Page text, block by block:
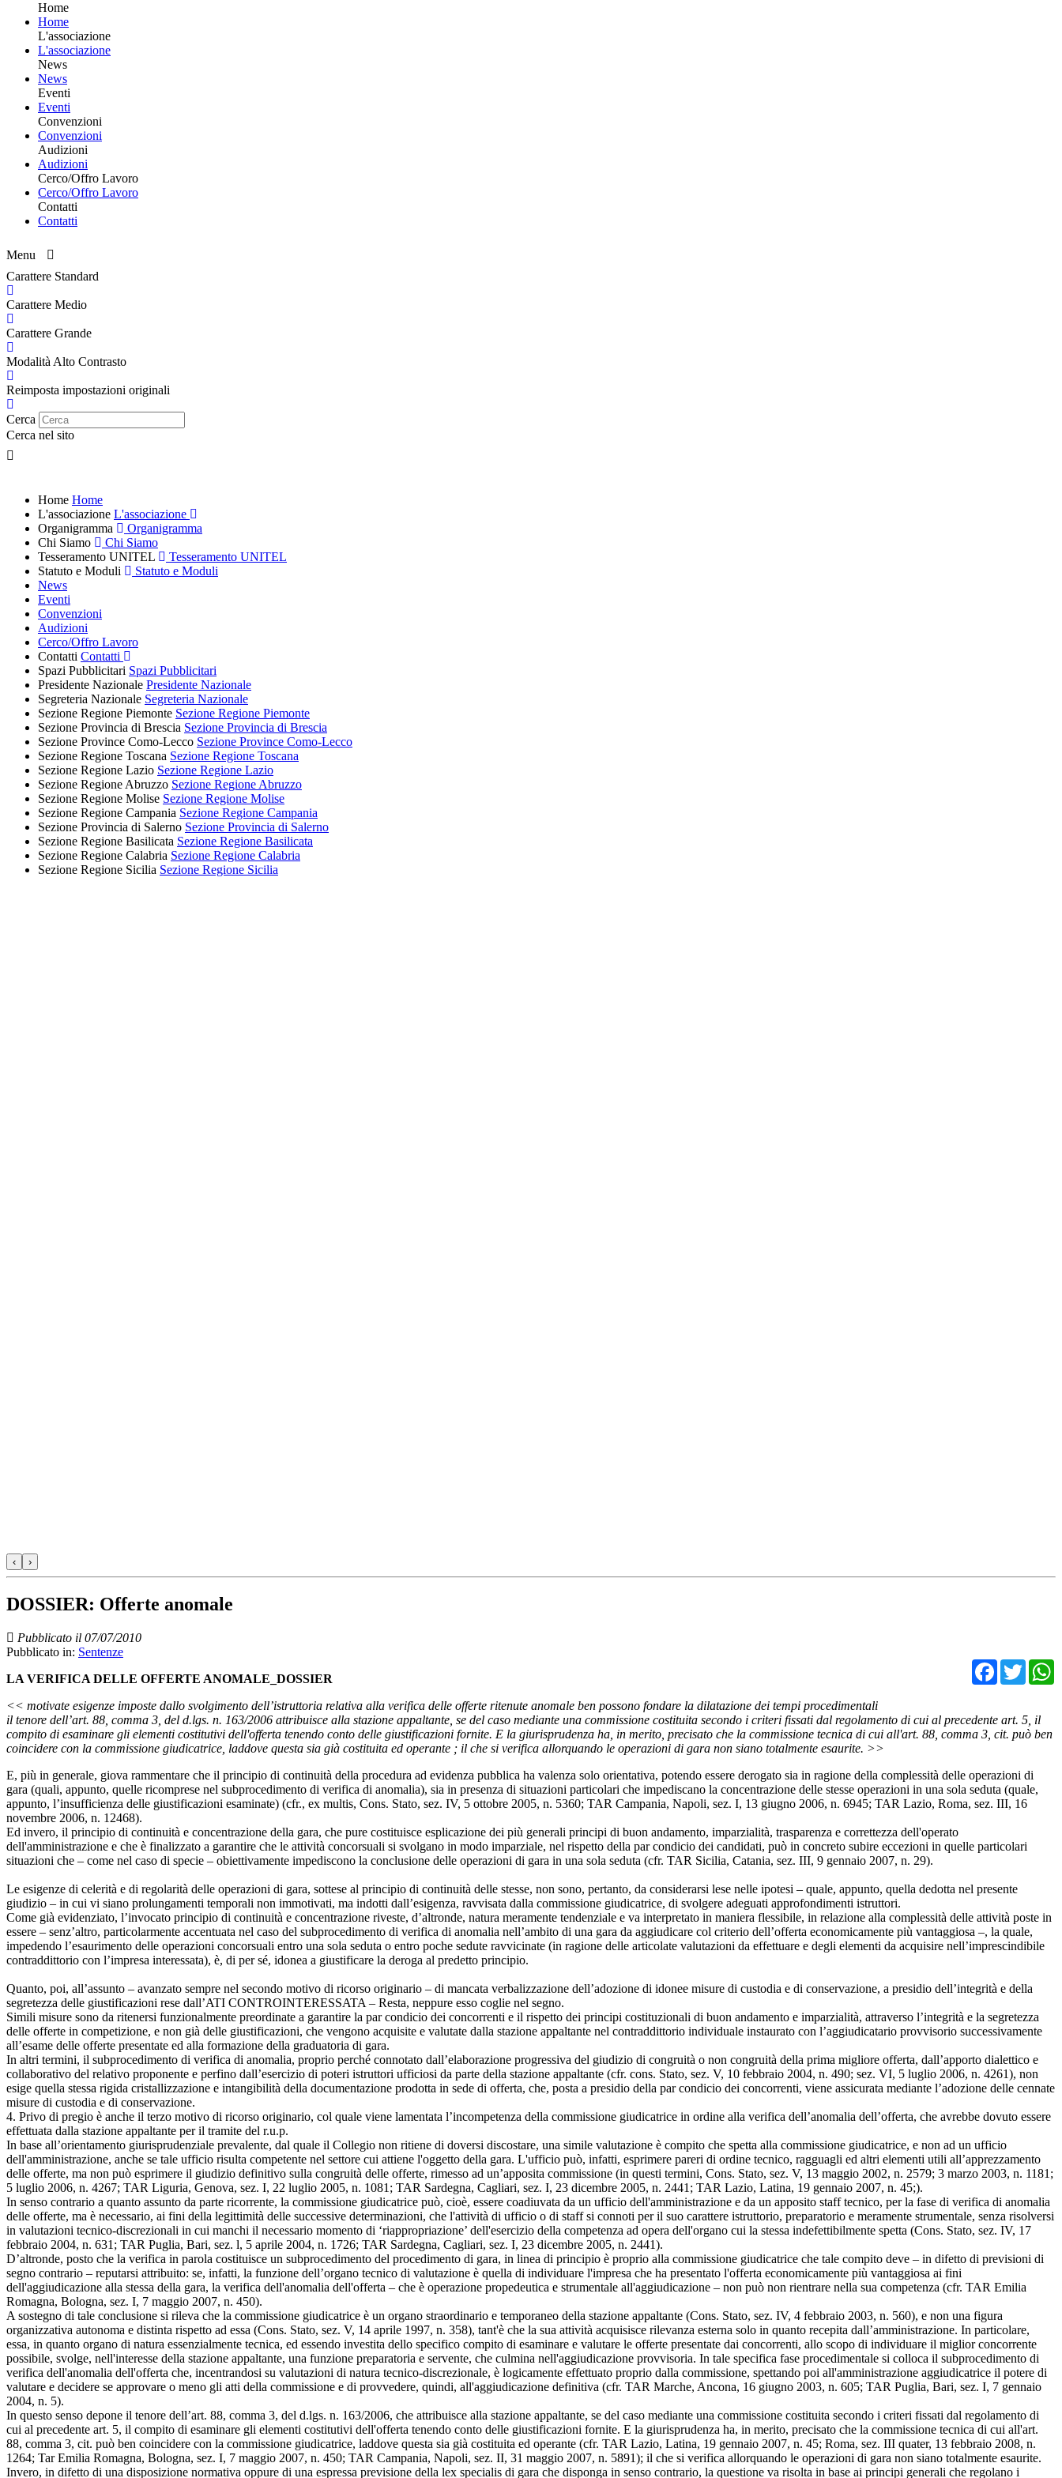
Home
Home
L'associazione
L'associazione
News
News
Eventi
Eventi
Convenzioni
Convenzioni
Audizioni
Audizioni
Cerco/Offro Lavoro
Cerco/Offro Lavoro
Contatti
Contatti
Menu
Carattere Standard
Carattere Medio
Carattere Grande
Modalità Alto Contrasto
Reimposta impostazioni originali
Cerca
Cerca nel sito
Home Home
L'associazione L'associazione
Organigramma
Organigramma
Chi Siamo
Chi Siamo
Tesseramento UNITEL
Tesseramento UNITEL
Statuto e Moduli
Statuto e Moduli
News
Eventi
Convenzioni
Audizioni
Cerco/Offro Lavoro
Contatti Contatti
Spazi Pubblicitari Spazi Pubblicitari
Presidente Nazionale Presidente Nazionale
Segreteria Nazionale Segreteria Nazionale
Sezione Regione Piemonte Sezione Regione Piemonte
Sezione Provincia di Brescia Sezione Provincia di Brescia
Sezione Province Como-Lecco Sezione Province Como-Lecco
Sezione Regione Toscana Sezione Regione Toscana
Sezione Regione Lazio Sezione Regione Lazio
Sezione Regione Abruzzo Sezione Regione Abruzzo
Sezione Regione Molise Sezione Regione Molise
Sezione Regione Campania Sezione Regione Campania
Sezione Provincia di Salerno Sezione Provincia di Salerno
Sezione Regione Basilicata Sezione Regione Basilicata
Sezione Regione Calabria Sezione Regione Calabria
Sezione Regione Sicilia Sezione Regione Sicilia
‹ ›
DOSSIER: Offerte anomale
Pubblicato il 07/07/2010
Pubblicato in: Sentenze
LA VERIFICA DELLE OFFERTE ANOMALE_DOSSIER
<< motivate esigenze imposte dallo svolgimento dell’istruttoria relativa alla verifica delle offerte ritenute anomale ben possono fondare la dilatazione dei tempi procedimentali
il tenore dell’art. 88, comma 3, del d.lgs. n. 163/2006 attribuisce alla stazione appaltante, se del caso mediante una commissione costituita secondo i criteri fissati dal regolamento di cui al precedente art. 5, il
compito di esaminare gli elementi costitutivi dell'offerta tenendo conto delle giustificazioni fornite. E la giurisprudenza ha, in merito, precisato che la commissione tecnica di cui all'art. 88, comma 3, cit. può ben
coincidere con la commissione giudicatrice, laddove questa sia già costituita ed operante ; il che si verifica allorquando le operazioni di gara non siano totalmente esaurite. >>
E, più in generale, giova rammentare che il principio di continuità della procedura ad evidenza pubblica ha valenza solo orientativa, potendo essere derogato sia in ragione della complessità delle operazioni di
gara (quali, appunto, quelle ricomprese nel subprocedimento di verifica di anomalia), sia in presenza di situazioni particolari che impediscano la concentrazione delle stesse operazioni in una sola seduta (quale,
appunto, l’insufficienza delle giustificazioni esaminate) (cfr., ex multis, Cons. Stato, sez. IV, 5 ottobre 2005, n. 5360; TAR Campania, Napoli, sez. I, 13 giugno 2006, n. 6945; TAR Lazio, Roma, sez. III, 16
novembre 2006, n. 12468).
Ed invero, il principio di continuità e concentrazione della gara, che pure costituisce esplicazione dei più generali principi di buon andamento, imparzialità, trasparenza e correttezza dell'operato
dell'amministrazione e che è finalizzato a garantire che le attività concorsuali si svolgano in modo imparziale, nel rispetto della par condicio dei candidati, può in concreto subire eccezioni in quelle particolari
situazioni che – come nel caso di specie – obiettivamente impediscono la conclusione delle operazioni di gara in una sola seduta (cfr. TAR Sicilia, Catania, sez. III, 9 gennaio 2007, n. 29).
Le esigenze di celerità e di regolarità delle operazioni di gara, sottese al principio di continuità delle stesse, non sono, pertanto, da considerarsi lese nelle ipotesi – quale, appunto, quella dedotta nel presente
giudizio – in cui vi siano prolungamenti temporali non immotivati, ma indotti dall’esigenza, ravvisata dalla commissione giudicatrice, di svolgere adeguati approfondimenti istruttori.
Come già evidenziato, l’invocato principio di continuità e concentrazione riveste, d’altronde, natura meramente tendenziale e va interpretato in maniera flessibile, in relazione alla complessità delle attività poste in
essere – senz’altro, particolarmente accentuata nel caso del subprocedimento di verifica di anomalia nell’ambito di una gara da aggiudicare col criterio dell’offerta economicamente più vantaggiosa –, la quale,
impedendo l’esaurimento delle operazioni concorsuali entro una sola seduta o entro poche sedute ravvicinate (in ragione delle articolate valutazioni da effettuare e degli elementi da acquisire nell’imprescindibile
contraddittorio con l’impresa interessata), è, di per sé, idonea a giustificare la deroga al predetto principio.
Quanto, poi, all’assunto – avanzato sempre nel secondo motivo di ricorso originario – di mancata verbalizzazione dell’adozione di idonee misure di custodia e di conservazione, a presidio dell’integrità e della
segretezza delle giustificazioni rese dall’ATI CONTROINTERESSATA – Resta, neppure esso coglie nel segno.
Simili misure sono da ritenersi funzionalmente preordinate a garantire la par condicio dei concorrenti e il rispetto dei principi costituzionali di buon andamento e imparzialità, attraverso l’integrità e la segretezza
delle offerte in competizione, e non già delle giustificazioni, che vengono acquisite e valutate dalla stazione appaltante nel contraddittorio individuale instaurato con l’aggiudicatario provvisorio successivamente
all’esame delle offerte presentate ed alla formazione della graduatoria di gara.
In altri termini, il subprocedimento di verifica di anomalia, proprio perché connotato dall’elaborazione progressiva del giudizio di congruità o non congruità della prima migliore offerta, dall’apporto dialettico e
collaborativo del relativo proponente e perfino dall’esercizio di poteri istruttori ufficiosi da parte della stazione appaltante (cfr. cons. Stato, sez. V, 10 febbraio 2004, n. 490; sez. VI, 5 luglio 2006, n. 4261), non
esige quella stessa rigida cristallizzazione e intangibilità della documentazione prodotta in sede di offerta, che, posta a presidio della par condicio dei concorrenti, viene assicurata mediante l’adozione delle cennate
misure di custodia e di conservazione.
4. Privo di pregio è anche il terzo motivo di ricorso originario, col quale viene lamentata l’incompetenza della commissione giudicatrice in ordine alla verifica dell’anomalia dell’offerta, che avrebbe dovuto essere
effettuata dalla stazione appaltante per il tramite del r.u.p.
In base all’orientamento giurisprudenziale prevalente, dal quale il Collegio non ritiene di doversi discostare, una simile valutazione è compito che spetta alla commissione giudicatrice, e non ad un ufficio
dell'amministrazione, anche se tale ufficio risulta competente nel settore cui attiene l'oggetto della gara. L'ufficio può, infatti, esprimere pareri di ordine tecnico, ragguagli ed altri elementi utili all’apprezzamento
delle offerte, ma non può esprimere il giudizio definitivo sulla congruità delle offerte, rimesso ad un’apposita commissione (in questi termini, Cons. Stato, sez. V, 13 maggio 2002, n. 2579; 3 marzo 2003, n. 1181;
5 luglio 2006, n. 4267; TAR Liguria, Genova, sez. I, 22 luglio 2005, n. 1081; TAR Sardegna, Cagliari, sez. I, 23 dicembre 2005, n. 2441; TAR Lazio, Latina, 19 gennaio 2007, n. 45;).
In senso contrario a quanto assunto da parte ricorrente, la commissione giudicatrice può, cioè, essere coadiuvata da un ufficio dell'amministrazione e da un apposito staff tecnico, per la fase di verifica di anomalia
delle offerte, ma è necessario, ai fini della legittimità delle successive determinazioni, che l'attività di ufficio o di staff si connoti per il suo carattere istruttorio, preparatorio e meramente strumentale, senza risolversi
in valutazioni tecnico-discrezionali in cui manchi il necessario momento di ‘riappropriazione’ dell'esercizio della competenza ad opera dell'organo cui la stessa indefettibilmente spetta (Cons. Stato, sez. IV, 17
febbraio 2004, n. 631; TAR Puglia, Bari, sez. l, 5 aprile 2004, n. 1726; TAR Sardegna, Cagliari, sez. I, 23 dicembre 2005, n. 2441).
D’altronde, posto che la verifica in parola costituisce un subprocedimento del procedimento di gara, in linea di principio è proprio alla commissione giudicatrice che tale compito deve – in difetto di previsioni di
segno contrario – reputarsi attribuito: se, infatti, la funzione dell’organo tecnico di valutazione è quella di individuare l'impresa che ha presentato l'offerta economicamente più vantaggiosa ai fini
dell'aggiudicazione alla stessa della gara, la verifica dell'anomalia dell'offerta – che è operazione propedeutica e strumentale all'aggiudicazione – non può non rientrare nella sua competenza (cfr. TAR Emilia
Romagna, Bologna, sez. I, 7 maggio 2007, n. 450).
A sostegno di tale conclusione si rileva che la commissione giudicatrice è un organo straordinario e temporaneo della stazione appaltante (Cons. Stato, sez. IV, 4 febbraio 2003, n. 560), e non una figura
organizzativa autonoma e distinta rispetto ad essa (Cons. Stato, sez. V, 14 aprile 1997, n. 358), tant'è che la sua attività acquisisce rilevanza esterna solo in quanto recepita dall’amministrazione. In particolare,
essa, in quanto organo di natura essenzialmente tecnica, ed essendo investita dello specifico compito di esaminare e valutare le offerte presentate dai concorrenti, allo scopo di individuare il miglior concorrente
possibile, svolge, nell'interesse della stazione appaltante, una funzione preparatoria e servente, che culmina nell'aggiudicazione provvisoria. In tale specifica fase procedimentale si colloca il subprocedimento di
verifica dell'anomalia dell'offerta che, incentrandosi su valutazioni di natura tecnico-discrezionale, è logicamente effettuato proprio dalla commissione, spettando poi all'amministrazione aggiudicatrice il potere di
valutare e decidere se approvare o meno gli atti della commissione e di provvedere, quindi, all'aggiudicazione definitiva (cfr. TAR Marche, Ancona, 16 giugno 2003, n. 605; TAR Puglia, Bari, sez. I, 7 gennaio
2004, n. 5).
In questo senso depone il tenore dell’art. 88, comma 3, del d.lgs. n. 163/2006, che attribuisce alla stazione appaltante, se del caso mediante una commissione costituita secondo i criteri fissati dal regolamento di
cui al precedente art. 5, il compito di esaminare gli elementi costitutivi dell'offerta tenendo conto delle giustificazioni fornite. E la giurisprudenza ha, in merito, precisato che la commissione tecnica di cui all'art.
88, comma 3, cit. può ben coincidere con la commissione giudicatrice, laddove questa sia già costituita ed operante (cfr. TAR Lazio, Latina, 19 gennaio 2007, n. 45; Roma, sez. III quater, 13 febbraio 2008, n.
1264; Tar Emilia Romagna, Bologna, sez. I, 7 maggio 2007, n. 450; TAR Campania, Napoli, sez. II, 31 maggio 2007, n. 5891); il che si verifica allorquando le operazioni di gara non siano totalmente esaurite.
Invero, in difetto di una disposizione normativa oppure di una espressa previsione della lex specialis di gara che disponga in senso contrario, la questione va risolta in base ai principi generali che regolano i